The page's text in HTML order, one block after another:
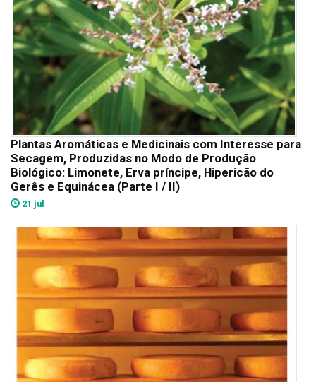
Plantas Aromáticas e Medicinais com Interesse para
Secagem, Produzidas no Modo de Produção
Biológico: Limonete, Erva príncipe, Hipericão do
Gerês e Equinácea (Parte I / II)
21 jul